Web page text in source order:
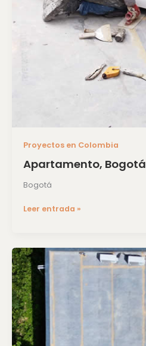
Proyectos en Colombia
Apartamento, Bogotá
Bogotá
Leer entrada »
Casa
Ricaurte,
Cundinamarca